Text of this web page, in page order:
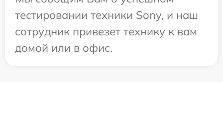
тестировании техники Sony, и наш
сотрудник привезет технику к вам
домой или в офис.